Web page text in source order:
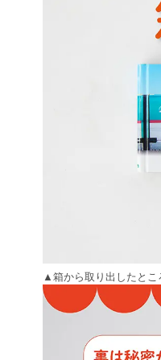
▲箱から取り出したとこ